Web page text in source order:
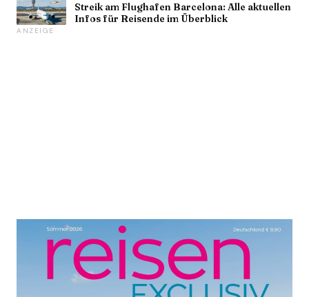
Streik am Flughafen Barcelona: Alle aktuellen
Infos für Reisende im Überblick
ANZEIGE